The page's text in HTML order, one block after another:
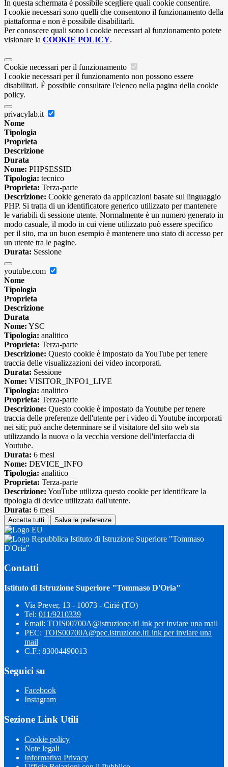
In questa schermata è possibile scegliere quali cookie consentire.
I cookie necessari sono quelli che consentono il funzionamento della
piattaforma e non è possibile disabilitarli.
Per conoscere quali sono i cookie necessari al funzionamento potete
visionare la COOKIE POLICY.
Cookie necessari per il funzionamento
I cookie necessari per il funzionamento non possono essere
disabilitati. È possibile consultare l'elenco nella pagina della cookie
policy.
privacylab.it
Nome
Tipologia
Proprieta
Descrizione
Durata
Nome: PHPSESSID
Tipologia: tecnico
Proprieta: Terza-parte
Descrizione: Cookie generato da applicazioni basate sul linguaggio
PHP. Si tratta di un identificatore generico utilizzato per mantenere
le variabili di sessione utente. Normalmente è un numero generato in
modo casuale, il modo in cui viene utilizzato può essere specifico
per il sito, ma un buon esempio è mantenere uno stato di accesso per
un utente tra le pagine.
Durata: Sessione
youtube.com
Nome
Tipologia
Proprieta
Descrizione
Durata
Nome: YSC
Tipologia: analitico
Proprieta: Terza-parte
Descrizione: Questo cookie è impostato da YouTube per tenere
traccia delle visualizzazioni dei video incorporati.
Durata: Sessione
Nome: VISITOR_INFO1_LIVE
Tipologia: analitico
Proprieta: Terza-parte
Descrizione: Questo cookie è impostato da Youtube per tenere
traccia delle preferenze dell'utente per i video di Youtube incorporati
nei siti; può anche determinare se il visitatore del sito web sta
utilizzando la nuova o la vecchia versione dell'interfaccia di
Youtube.
Durata: 6 mesi
Nome: DEVICE_INFO
Tipologia: analitico
Proprieta: Terza-parte
Descrizione: YouTube utilizza questo cookie per identificare la
tipologia di device utilizzata dall'utente.
Durata: 6 mesi
Accetta tutti Salva le preferenze
Istituto di Istruzione Superiore "Tommaso
D'Oria"
Contatti
Istituto di Istruzione Superiore "Tommaso D'Oria"
Via Prever, 13 - 10073 - Cirié (TO)
Tel: 011/9210339
Email: TOIS00700A@istruzione.itLink per inviare una mail
PEC: TOIS00700A@pec.istruzione.itLink per inviare una
mail
C.F.: 83004490013
Seguici su
Facebook
Instagram
Sezione Link Utili
Cookie policy
Note legali
Informativa Privacy